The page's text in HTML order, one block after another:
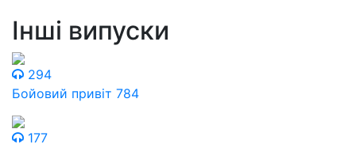
Інші випуски
294
Бойовий привіт 784
177